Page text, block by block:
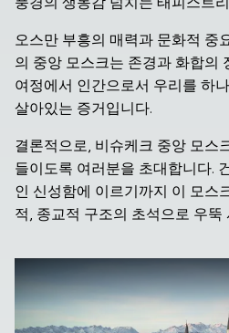
오스만 부흥의 매력과 문화적 중
의 중앙 모스크는 존경과 화합의
여정에서 인간으로서 우리를 하
살아있는 증거입니다.
결론적으로, 비슈케크 중앙 모스
들이도록 여러분을 초대합니다.
인 신성함에 이르기까지 이 모스
적, 종교적 구조의 초석으로 우뚝